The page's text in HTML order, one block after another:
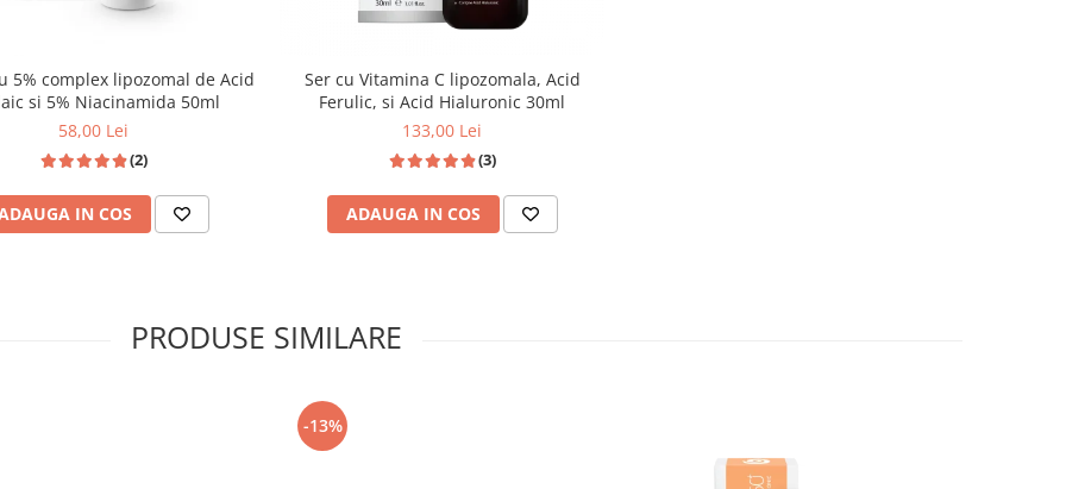
aparitia cuperozei
pe gat, barbie, piept;
forma unor vene mici si de
dilatati, uscarea excesiva a
5% complex lipozomal de Acid
si 5% Niacinamida 50ml
58,00 Lei
(2)
IN COS
Ser cu Vitamina C lipozomala, Acid
Ferulic, si Acid Hialuronic 30ml
133,00 Lei
(3)
ADAUGA IN COS
PRODUSE SIMILARE
-13%